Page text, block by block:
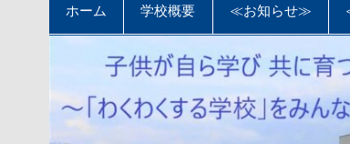
ホーム 学校概要 ≪お知らせ≫